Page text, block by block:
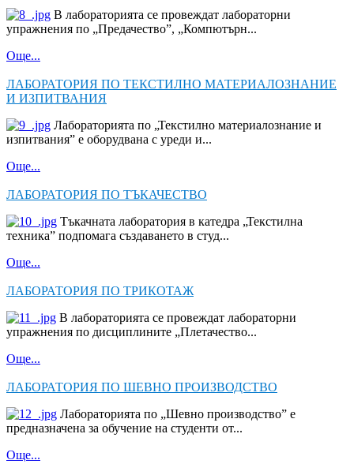
В лабораторията се провеждат лабораторни
упражнения по „Предачество”, „Компютърн...
Още...
ЛАБОРАТОРИЯ ПО ТЕКСТИЛНО МАТЕРИАЛОЗНАНИЕ
И ИЗПИТВАНИЯ
Лабораторията по „Текстилно материалознание и
изпитвания” е оборудвана с уреди и...
Още...
ЛАБОРАТОРИЯ ПО ТЪКАЧЕСТВО
Тъкачната лаборатория в катедра „Текстилна
техника” подпомага създаването в студ...
Още...
ЛАБОРАТОРИЯ ПО ТРИКОТАЖ
В лабораторията се провеждат лабораторни
упражнения по дисциплините „Плетачество...
Още...
ЛАБОРАТОРИЯ ПО ШЕВНО ПРОИЗВОДСТВО
Лабораторията по „Шевно производство” е
предназначена за обучение на студенти от...
Още...